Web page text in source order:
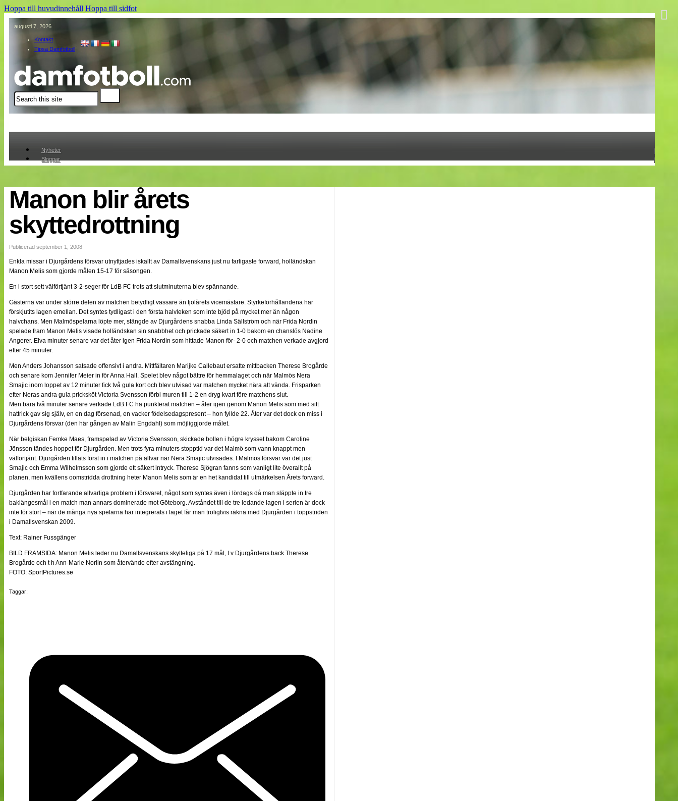
Hoppa till huvudinnehåll Hoppa till sidfot
augusti 7, 2026
Kontakt
Tipsa Damfotboll
Sök
Nyheter
Bloggar
Cuper
Medlemmar
Medlemsbilder
Om oss
NÄTverket
Nyheter
Bloggar
Webb-TV
Cuper
Medlemmar
Medlemsbilder
Till klubbkassan
Om oss
Split vision
Manon blir årets
skyttedrottning
Publicerad september 1, 2008
Enkla missar i Djurgårdens försvar utnyttjades iskallt av Damallsvenskans just nu farligaste forward, holländskan
Manon Melis som gjorde målen 15-17 för säsongen.
En i stort sett välförtjänt 3-2-seger för LdB FC trots att slutminuterna blev spännande.
Gästerna var under större delen av matchen betydligt vassare än fjolårets vicemästare. Styrkeförhållandena har
förskjutits lagen emellan. Det syntes tydligast i den första halvleken som inte bjöd på mycket mer än någon
halvchans. Men Malmöspelarna löpte mer, stängde av Djurgårdens snabba Linda Sällström och när Frida Nordin
spelade fram Manon Melis visade holländskan sin snabbhet och prickade säkert in 1-0 bakom en chanslös Nadine
Angerer. Elva minuter senare var det åter igen Frida Nordin som hittade Manon för- 2-0 och matchen verkade avgjord
efter 45 minuter.
Men Anders Johansson satsade offensivt i andra. Mittfältaren Marijke Callebaut ersatte mittbacken Therese Brogårde
och senare kom Jennifer Meier in för Anna Hall. Spelet blev något bättre för hemmalaget och när Malmös Nera
Smajic inom loppet av 12 minuter fick två gula kort och blev utvisad var matchen mycket nära att vända. Frisparken
efter Neras andra gula pricksköt Victoria Svensson förbi muren till 1-2 en dryg kvart före matchens slut.
Men bara två minuter senare verkade LdB FC ha punkterat matchen – åter igen genom Manon Melis som med sitt
hattrick gav sig själv, en en dag försenad, en vacker födelsedagspresent – hon fyllde 22. Åter var det dock en miss i
Djurgårdens försvar (den här gången av Malin Engdahl) som möjliggjorde målet.
När belgiskan Femke Maes, framspelad av Victoria Svensson, skickade bollen i högre krysset bakom Caroline
Jönsson tändes hoppet för Djurgården. Men trots fyra minuters stopptid var det Malmö som vann knappt men
välförtjänt. Djurgården tilläts först in i matchen på allvar när Nera Smajic utvisades. I Malmös försvar var det just
Smajic och Emma Wilhelmsson som gjorde ett säkert intryck. Therese Sjögran fanns som vanligt lite överallt på
planen, men kvällens oomstridda drottning heter Manon Melis som är en het kandidat till utmärkelsen Årets forward.
Djurgården har fortfarande allvarliga problem i försvaret, något som syntes även i lördags då man släppte in tre
baklängesmål i en match man annars dominerade mot Göteborg. Avståndet till de tre ledande lagen i serien är dock
inte för stort – när de många nya spelarna har integrerats i laget får man troligtvis räkna med Djurgården i toppstriden
i Damallsvenskan 2009.
Text: Rainer Fussgänger
BILD FRAMSIDA: Manon Melis leder nu Damallsvenskans skytteliga på 17 mål, t v Djurgårdens back Therese
Brogårde och t h Ann-Marie Norlin som återvände efter avstängning.
FOTO: SportPictures.se
Taggar: